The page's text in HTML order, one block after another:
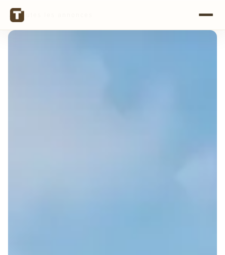
← Toutes les annonces